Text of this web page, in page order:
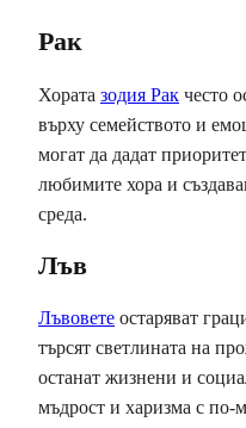
Рак
Хората зодия Рак често
върху семейството и
могат да дадат
любимите хора и
среда.
Лъв
Лъвовете остаряват
търсят светлината на
останат жизнени и
мъдрост и харизма с по-